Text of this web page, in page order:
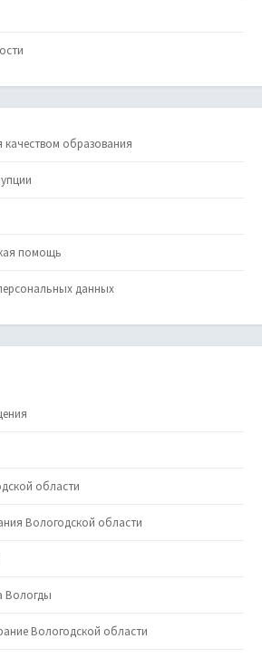
качеством образования
помощь
данных
области
Вологодской области
Вологды
Вологодской области